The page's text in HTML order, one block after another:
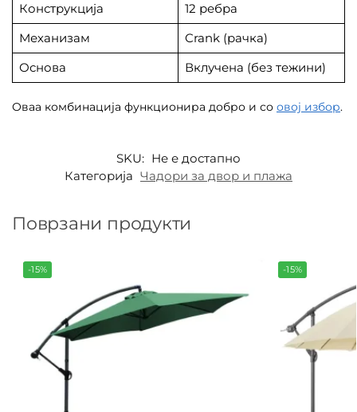
Конструкција
12 ребра
Механизам
Crank (рачка)
Основа
Вклучена (без тежини)
Оваа комбинација функционира добро и со овој избор.
SKU: Не е достапно
Категорија Чадори за двор и плажа
Поврзани продукти
-15% -15%